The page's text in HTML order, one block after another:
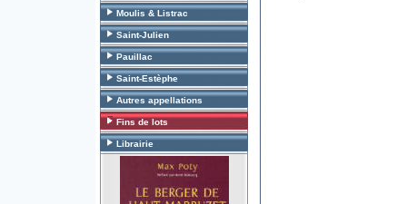
Moulis & Listrac
Saint-Julien
Pauillac
Saint-Estèphe
Autres appellations
Fins de lots
Librairie